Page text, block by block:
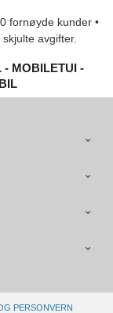
fornøyde kunder •
avgifter.
- MOBILETUI -
PERSONVERN